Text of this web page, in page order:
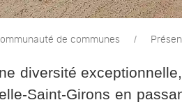
de communes
diversité
Saint-Girons en